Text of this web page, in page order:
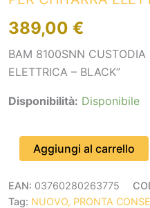
389,00 €
BAM 8100SNN CUSTODIA
ELETTRICA – BLACK”
Disponibilità: Disponibile
ELETTRICA
BLACK
quantità
Aggiungi al carrello
EAN: 03760280263775
Tag: NUOVO, PRONTA